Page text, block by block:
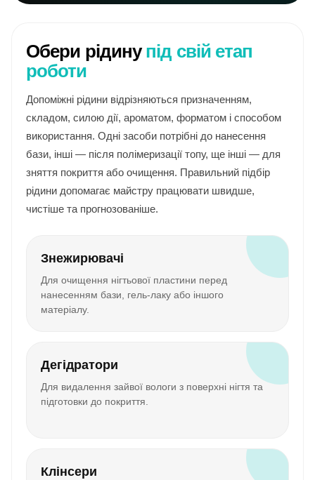
Обери рідинупід свій етап
роботи
Допоміжні рідини відрізняються призначенням,
складом, силою дії, ароматом, форматом і способом
використання. Одні засоби потрібні до нанесення
бази, інші — після полімеризації топу, ще інші — для
зняття покриття або очищення. Правильний підбір
рідини допомагає майстру працювати швидше,
чистіше та прогнозованіше.
Знежирювачі
Для очищення нігтьової пластини перед
нанесенням бази, гель-лаку або іншого
матеріалу.
Дегідратори
Для видалення зайвої вологи з поверхні нігтя та
підготовки до покриття.
Клінсери